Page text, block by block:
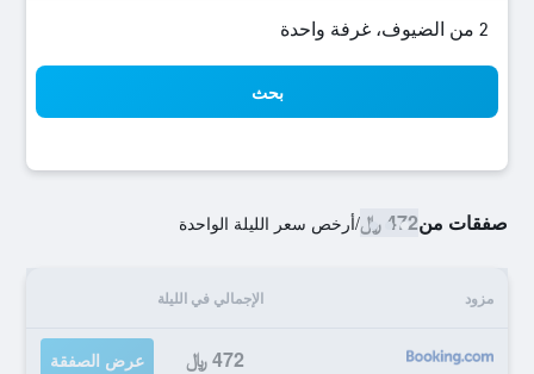
2 من الضيوف، غرفة واحدة
بحث
صفقات من472 ﷼ /أرخص سعر الليلة الواحدة
مزود الإجمالي في الليلة
472 ﷼ عرض الصفقة